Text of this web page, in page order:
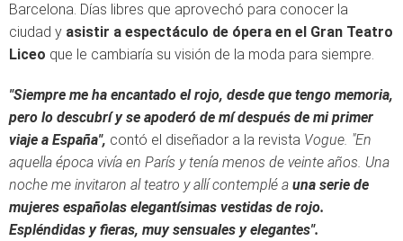
Barcelona. Días libres que aprovechó para conocer la
ciudad y asistir a espectáculo de ópera en el Gran Teatro
Liceo que le cambiaría su visión de la moda para siempre.
"Siempre me ha encantado el rojo, desde que tengo memoria,
pero lo descubrí y se apoderó de mí después de mi primer
viaje a España", contó el diseñador a la revista Vogue. "En
aquella época vivía en París y tenía menos de veinte años. Una
noche me invitaron al teatro y allí contemplé a una serie de
mujeres españolas elegantísimas vestidas de rojo.
Espléndidas y fieras, muy sensuales y elegantes".